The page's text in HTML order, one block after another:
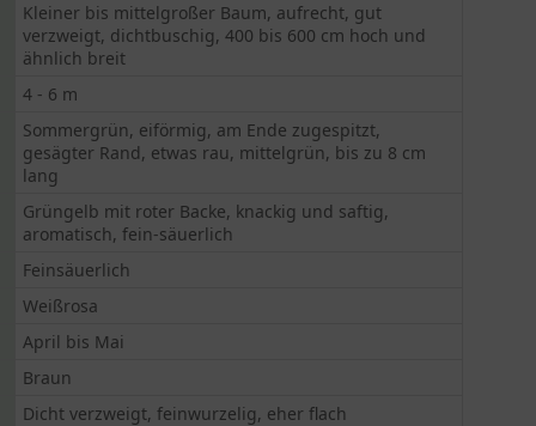
Kleiner bis mittelgroßer Baum, aufrecht, gut
verzweigt, dichtbuschig, 400 bis 600 cm hoch und
ähnlich breit
4 - 6 m
Sommergrün, eiförmig, am Ende zugespitzt,
gesägter Rand, etwas rau, mittelgrün, bis zu 8 cm
lang
Grüngelb mit roter Backe, knackig und saftig,
aromatisch, fein-säuerlich
Feinsäuerlich
Weißrosa
April bis Mai
Braun
Dicht verzweigt, feinwurzelig, eher flach